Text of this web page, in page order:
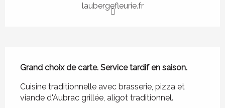
laubergefleurie.fr
Grand choix de carte. Service tardif en saison.
Cuisine traditionnelle avec brasserie, pizza et
viande d'Aubrac grillée, aligot traditionnel.